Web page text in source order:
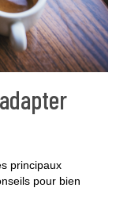
principaux
pour bien